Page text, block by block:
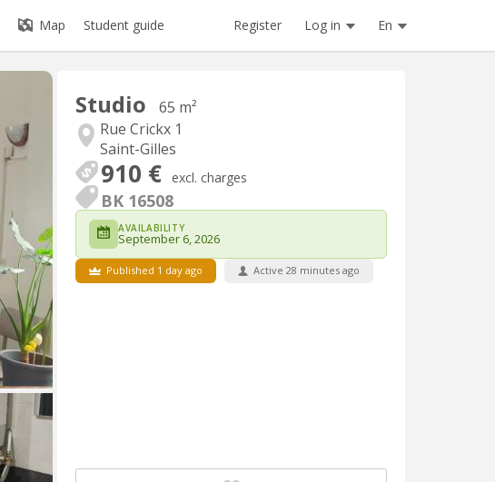
Map Student guide Register Log in En
Studio
65 m²
Rue Crickx 1
Saint-Gilles
910 € excl. charges
BK 16508
AVAILABILITY
September 6, 2026
Published 1 day ago Active 28 minutes ago